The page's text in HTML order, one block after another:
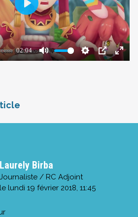
Laurely Birba
Journaliste / RC Adjoint
le lundi 19 février 2018, 11:45